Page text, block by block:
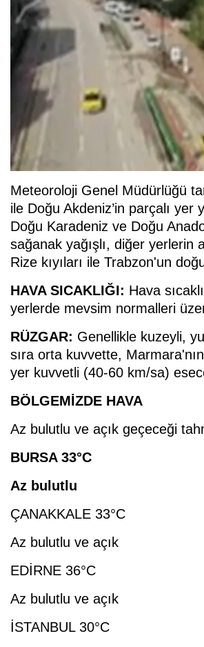
Meteoroloji Genel Müdürlüğü
ile Doğu Akdeniz’in parçalı yer
Doğu Karadeniz ve Doğu
sağanak yağışlı, diğer yerlerin
Rize kıyıları ile Trabzon'un
HAVA SICAKLIĞI: Hava
yerlerde mevsim normalleri
RÜZGAR: Genellikle kuzeyli,
sıra orta kuvvette,
yer kuvvetli (40-60 km/sa)
BÖLGEMİZDE HAVA
Az bulutlu ve açık geçeceği
BURSA 33°C
Az bulutlu
ÇANAKKALE 33°C
Az bulutlu ve açık
EDİRNE 36°C
Az bulutlu ve açık
İSTANBUL 30°C